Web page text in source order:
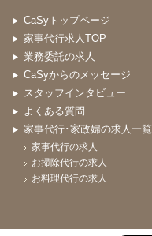
CaSyトップページ
家事代行求人TOP
業務委託の求人
CaSyからのメッセージ
スタッフインタビュー
よくある質問
家事代行･家政婦の求人一覧
家事代行の求人
お掃除代行の求人
お料理代行の求人